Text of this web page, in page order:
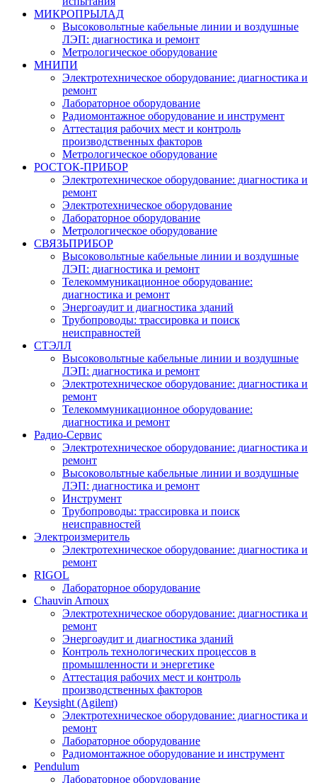
МИКРОПРЫЛАД
Высоковольтные кабельные линии и воздушные
ЛЭП: диагностика и ремонт
Метрологическое оборудование
МНИПИ
Электротехническое оборудование: диагностика и
ремонт
Лабораторное оборудование
Радиомонтажное оборудование и инструмент
Аттестация рабочих мест и контроль
производственных факторов
Метрологическое оборудование
РОСТОК-ПРИБОР
Электротехническое оборудование: диагностика и
ремонт
Электротехническое оборудование
Лабораторное оборудование
Метрологическое оборудование
СВЯЗЬПРИБОР
Высоковольтные кабельные линии и воздушные
ЛЭП: диагностика и ремонт
Телекоммуникационное оборудование:
диагностика и ремонт
Энергоаудит и диагностика зданий
Трубопроводы: трассировка и поиск
неисправностей
СТЭЛЛ
Высоковольтные кабельные линии и воздушные
ЛЭП: диагностика и ремонт
Электротехническое оборудование: диагностика и
ремонт
Телекоммуникационное оборудование:
диагностика и ремонт
Радио-Cервис
Электротехническое оборудование: диагностика и
ремонт
Высоковольтные кабельные линии и воздушные
ЛЭП: диагностика и ремонт
Инструмент
Трубопроводы: трассировка и поиск
неисправностей
Электроизмеритель
Электротехническое оборудование: диагностика и
ремонт
RIGOL
Лабораторное оборудование
Chauvin Arnoux
Электротехническое оборудование: диагностика и
ремонт
Энергоаудит и диагностика зданий
Контроль технологических процессов в
промышленности и энергетике
Аттестация рабочих мест и контроль
производственных факторов
Keysight (Agilent)
Электротехническое оборудование: диагностика и
ремонт
Лабораторное оборудование
Радиомонтажное оборудование и инструмент
Pendulum
Лабораторное оборудование